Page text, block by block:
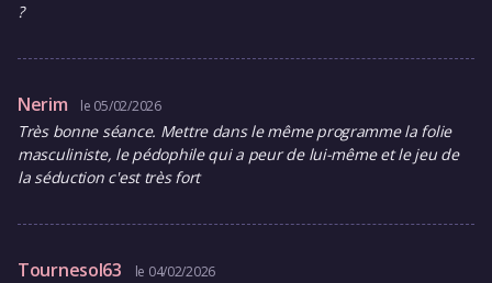
?
Nerim le 05/02/2026
Très bonne séance. Mettre dans le même programme la folie
masculiniste, le pédophile qui a peur de lui-même et le jeu de
la séduction c'est très fort
Tournesol63 le 04/02/2026